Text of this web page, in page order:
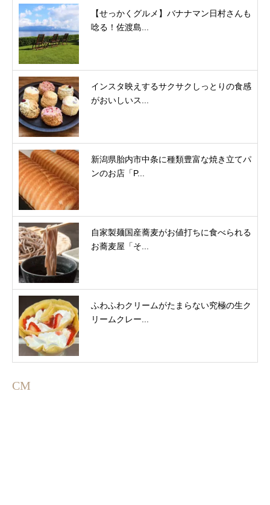
【せっかくグルメ】バナナマン日村さんも
唸る！佐渡島...
インスタ映えするサクサクしっとりの食感
がおいしいス...
新潟県胎内市中条に種類豊富な焼き立てパ
ンのお店「P...
自家製麺国産蕎麦がお値打ちに食べられる
お蕎麦屋「そ...
ふわふわクリームがたまらない究極の生ク
リームクレー...
CM